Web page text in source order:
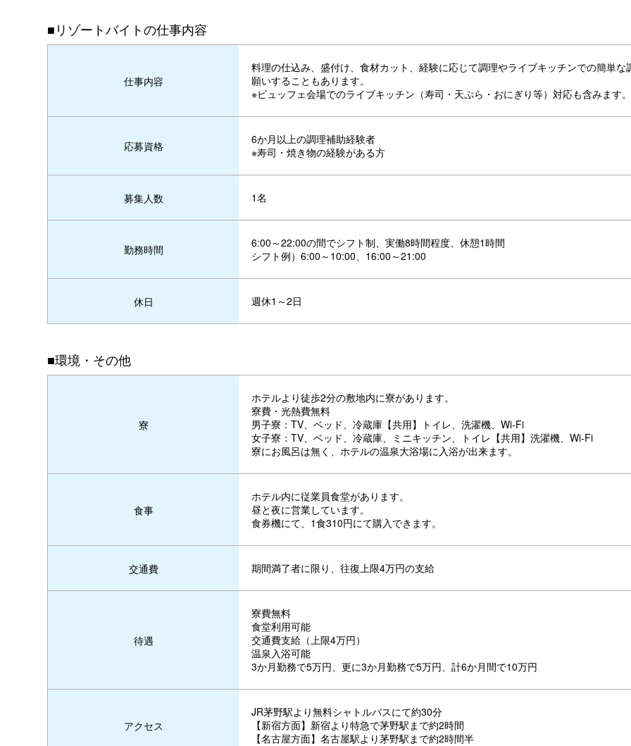
■リゾートバイトの仕事内容
仕事内容
料理の仕込み、盛付け、食材カット、経験に応じて調理やライブキッチンでの簡単な
願いすることもあります。
※ビュッフェ会場でのライブキッチン（寿司・天ぷら・おにぎり等）対応も含みます
応募資格
6か月以上の調理補助経験者
※寿司・焼き物の経験がある方
募集人数 1名
勤務時間
6:00～22:00の間でシフト制、実働8時間程度、休憩1時間
シフト例）6:00～10:00、16:00～21:00
休日 週休1～2日
■環境・その他
寮
ホテルより徒歩2分の敷地内に寮があります。
寮費・光熱費無料
男子寮：TV、ベッド、冷蔵庫【共用】トイレ、洗濯機、Wi-Fi
女子寮：TV、ベッド、冷蔵庫、ミニキッチン、トイレ【共用】洗濯機、Wi-Fi
寮にお風呂は無く、ホテルの温泉大浴場に入浴が出来ます。
食事
ホテル内に従業員食堂があります。
昼と夜に営業しています。
食券機にて、1食310円にて購入できます。
交通費 期間満了者に限り、往復上限4万円の支給
待遇
寮費無料
食堂利用可能
交通費支給（上限4万円）
温泉入浴可能
3か月勤務で5万円、更に3か月勤務で5万円、計6か月間で10万円
アクセス
JR茅野駅より無料シャトルバスにて約30分
【新宿方面】新宿より特急で茅野駅まで約2時間
【名古屋方面】名古屋駅より茅野駅まで約2時間半